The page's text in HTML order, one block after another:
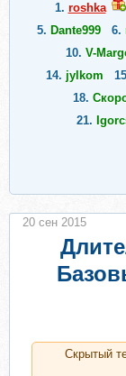
1. roshka
5. Dante999 6.
10. V-
14. jylkom
18.
21.
Скрытый
20 сен 2015